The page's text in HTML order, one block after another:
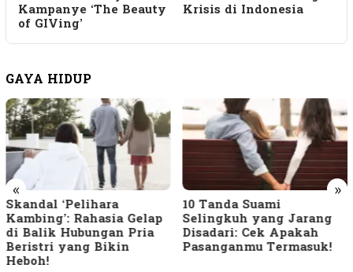
Kampanye ‘The Beauty
of GIVing’
Krisis di Indonesia
GAYA HIDUP
« »
Skandal ‘Pelihara
Kambing’: Rahasia Gelap
di Balik Hubungan Pria
Beristri yang Bikin
Heboh!
10 Tanda Suami
Selingkuh yang Jarang
Disadari: Cek Apakah
Pasanganmu Termasuk!